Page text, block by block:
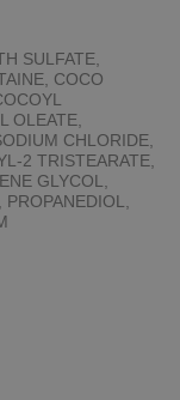
SULFATE,
COCO
OLEATE,
CHLORIDE,
2 TRISTEARATE,
GLYCOL,